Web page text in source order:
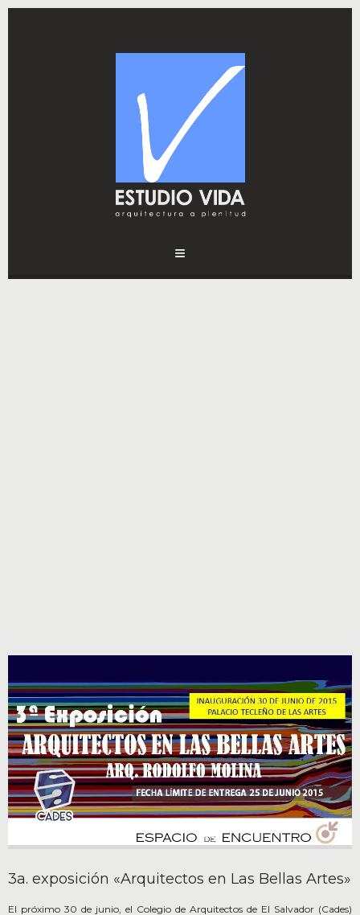
3a. exposición «Arquitectos en Las Bellas Artes»
El próximo 30 de junio, el Colegio de Arquitectos de El Salvador (Cades)